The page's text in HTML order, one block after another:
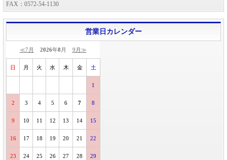
FAX：0572-54-1130
営業日カレンダー
≪7月 2026年8 月 9月≫
日 月 火 水 木 金 土
1
2 3 4 5 6 7 8
9 10 11 12 13 14 15
16 17 18 19 20 21 22
23 24 25 26 27 28 29